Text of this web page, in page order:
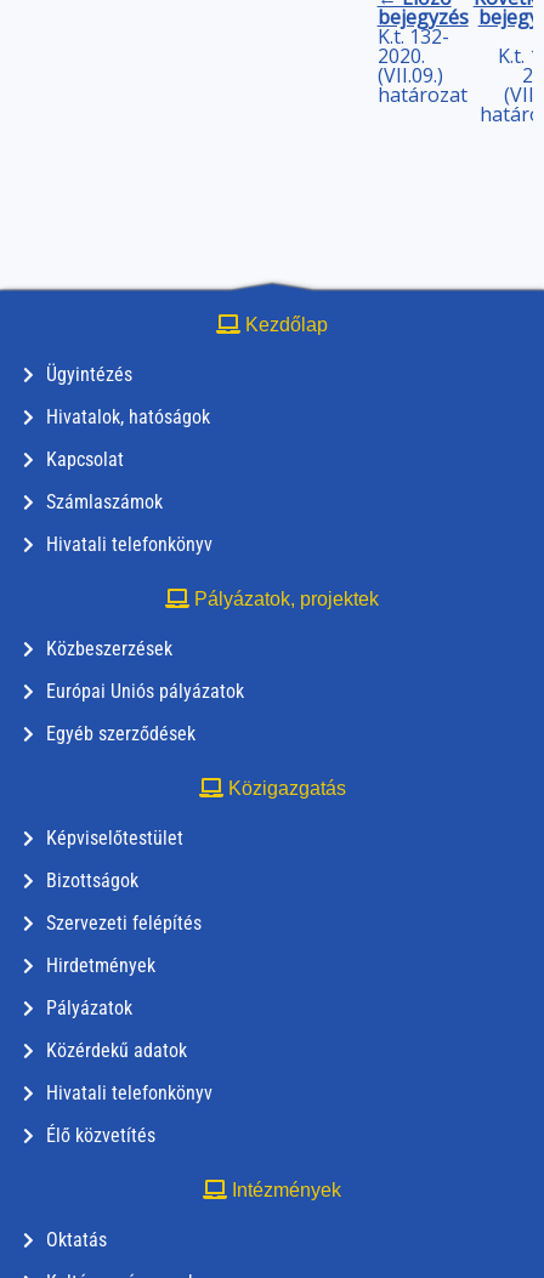
bejegyzés
K.t. 132-
2020.
(VII.09.)
határozat
K.t.
Kezdőlap
Ügyintézés
Hivatalok, hatóságok
Kapcsolat
Számlaszámok
Hivatali telefonkönyv
Pályázatok, projektek
Közbeszerzések
Európai Uniós pályázatok
Egyéb szerződések
Közigazgatás
Képviselőtestület
Bizottságok
Szervezeti felépítés
Hirdetmények
Pályázatok
Közérdekű adatok
Hivatali telefonkönyv
Élő közvetítés
Intézmények
Oktatás